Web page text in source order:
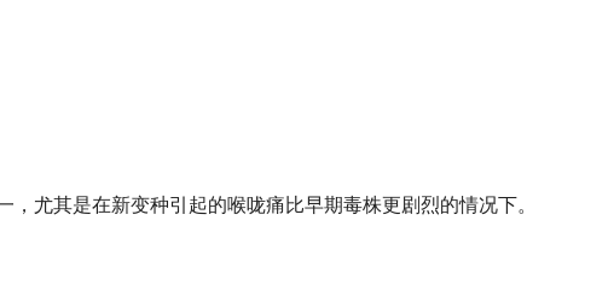
尤其是在新变种引起的喉咙痛比早期毒株更剧烈的情况下。